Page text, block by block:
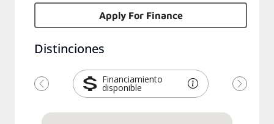
Apply For Finance
Distinciones
Financiamiento
disponible
Previous Next